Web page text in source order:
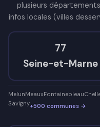
plusieurs
infos locales (villes
77
Seine-et-Marne
MelunMeauxFontainebleau
Savigny+500 communes →